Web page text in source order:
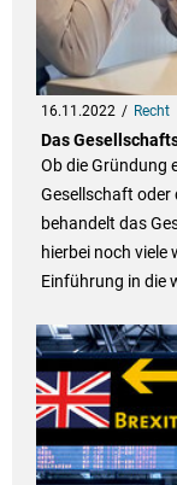
16.11.2022 Recht
Das
Ob die Gründung
Gesellschaft oder
behandelt das
hierbei noch viele
Einführung in die